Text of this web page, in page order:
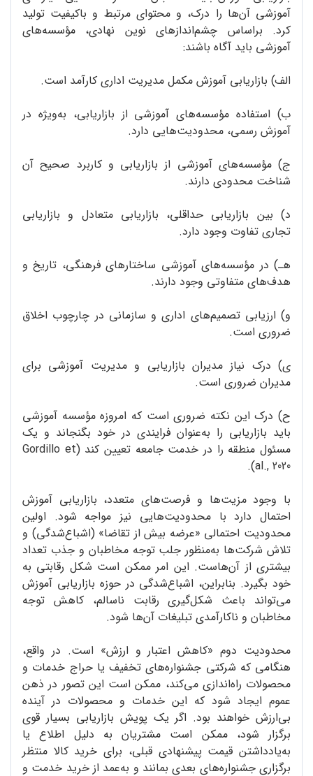
آموزشی آن‌ها را درک، و محتوای مرتبط و باکیفیت تولید
کرد. براساس چشم‌اندازهای نوین نهادی، مؤسسه‌های
آموزشی باید آگاه باشند:
الف) بازاریابی آموزش مکمل مدیریت اداری کارآمد است.
ب) استفاده مؤسسه‌های آموزشی از بازاریابی، به‌ویژه در
آموزش رسمی، محدودیت‌هایی دارد.
ج) مؤسسه‌های آموزشی از بازاریابی و کاربرد صحیح آن
شناخت محدودی دارند.
د) بین بازاریابی حداقلی، بازاریابی متعادل و بازاریابی
تجاری تفاوت وجود دارد.
هـ) در مؤسسه‌های آموزشی ساختارهای فرهنگی، تاریخ و
هدف‌های متفاوتی وجود دارند.
و) ارزیابی تصمیم‌های اداری و سازمانی در چارچوب اخلاق
ضروری است.
ی) درک نیاز مدیران بازاریابی و مدیریت آموزشی برای
مدیران ضروری است.
ح) درک این نکته ضروری است که امروزه مؤسسه آموزشی
باید بازاریابی را به‌عنوان فرایندی در خود بگنجاند و یک
مسئول منطقه را در خدمت جامعه تعیین کند (Gordillo et
al., 2020).
با وجود مزیت‌ها و فرصت‌های متعدد، بازاریابی آموزش
احتمال دارد با محدودیت‌هایی نیز مواجه شود. اولین
محدودیت احتمالی «عرضه بیش از تقاضا» (اشباع‌شدگی) و
تلاش شرکت‌ها به‌منظور جلب توجه مخاطبان و جذب تعداد
بیشتری از آن‌هاست. این امر ممکن است شکل رقابتی به
خود بگیرد. بنابراین، اشباع‌شدگی در حوزه بازاریابی آموزش
می‌تواند باعث شکل‌گیری رقابت ناسالم، کاهش توجه
مخاطبان و ناکارآمدی تبلیغات آن‌ها شود.
محدودیت دوم «کاهش اعتبار و ارزش» است. در واقع،
هنگامی که شرکتی جشنواره‌های تخفیف یا حراج خدمات و
محصولات راه‌اندازی می‌کند، ممکن است این تصور در ذهن
عموم ایجاد شود که این خدمات و محصولات در آینده
بی‌ارزش خواهند بود. اگر یک پویش بازاریابی بسیار قوی
برگزار شود، ممکن است مشتریان به دلیل اطلاع یا
به‌یادداشتن قیمت پیشنهادی قبلی، برای خرید کالا منتظر
برگزاری جشنواره‌های بعدی بمانند و به‌عمد از خرید خدمت و